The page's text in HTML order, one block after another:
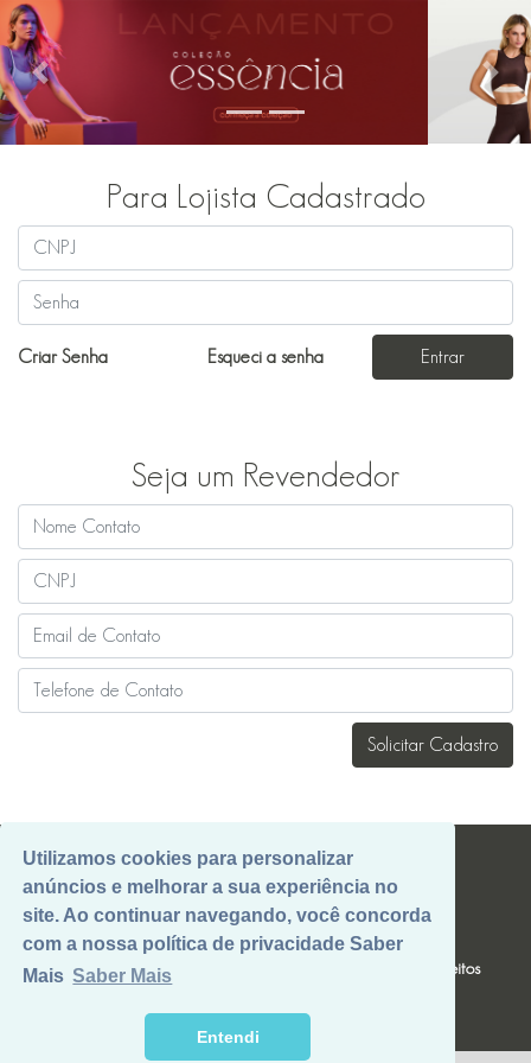
Utilizamos cookies para personalizar
anúncios e melhorar a sua experiência no
site. Ao continuar navegando, você concorda
com a nossa política de privacidade Saber
Mais Saber Mais
Entendi
Previous Next
Para Lojista Cadastrado
Criar Senha Esqueci a senha Entrar
Seja um Revendedor
Solicitar Cadastro
B2B@CAJUBRASIL.COM.BR
Politicas de privacidade e termos de uso
Exerça seus Direitos